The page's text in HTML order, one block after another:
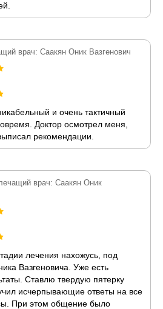
врач: Саакян Оник Вазгенович
и очень тактичный
Доктор осмотрел меня,
рекомендации.
врач: Саакян Оник
лечения нахожусь, под
Вазгеновича. Уже есть
Ставлю твердую пятерку
исчерпывающие ответы на все
При этом общение было